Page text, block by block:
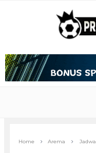
Home Arema